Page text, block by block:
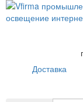
Доставка